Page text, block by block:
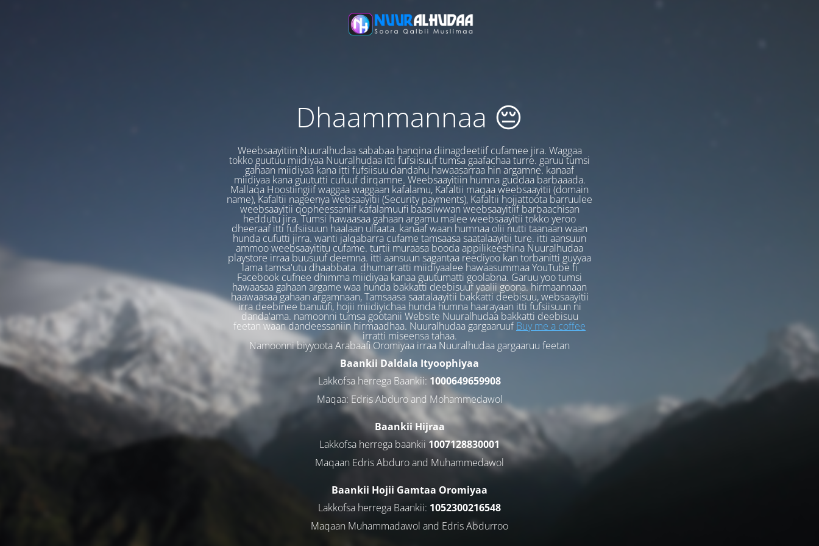
Dhaammannaa 😔
Weebsaayitiin Nuuralhudaa sababaa hanqina diinagdeetiif cufamee jira. Waggaa
tokko guutuu miidiyaa Nuuralhudaa itti fufsiisuuf tumsa gaafachaa turre. garuu tumsi
gahaan miidiyaa kana itti fufsiisuu dandahu hawaasarraa hin argamne. kanaaf
miidiyaa kana guututti cufuuf dirqamne. Weebsaayitiin humna guddaa barbaaada.
Mallaqa Hoostiingiif waggaa waggaan kafalamu, Kafaltii maqaa weebsaayitii (domain
name), Kafaltii nageenya websaayitii (Security payments), Kafaltii hojjattoota barruulee
weebsaayitii qopheessaniif kafalamuufi baasiiwwan weebsaayitiif barbaachisan
heddutu jira. Tumsi hawaasaa gahaan argamu malee weebsaayitii tokko yeroo
dheeraaf itti fufsiisuun haalaan ulfaata. kanaaf waan humnaa olii nutti taanaan waan
hunda cufutti jirra. wanti jalqabarra cufame tamsaasa saatalaayitii ture. itti aansuun
ammoo weebsaayititu cufame. turtii muraasa booda appilikeeshina Nuuralhudaa
playstore irraa buusuuf deemna. itti aansuun sagantaa reediyoo kan torbanitti guyyaa
lama tamsa'utu dhaabbata. dhumarratti miidiyaalee hawaasummaa YouTube fi
Facebook cufnee dhimma miidiyaa kanaa guutumatti goolabna. Garuu yoo tumsi
hawaasaa gahaan argame waa hunda bakkatti deebisuuf yaalii goona. hirmaannaan
haawaasaa gahaan argamnaan, Tamsaasa saatalaayitii bakkatti deebisuu, websaayitii
irra deebinee banuufi, hojii miidiyichaa hunda humna haarayaan itti fufsiisuun ni
danda'ama. namoonni tumsa gootanii Website Nuuralhudaa bakkatti deebisuu
feetan waan dandeessaniin hirmaadhaa. Nuuralhudaa gargaaruufBuy me a coffee
irratti miseensa tahaa.
Namoonni biyyoota Arabaafi Oromiyaa irraa Nuuralhudaa gargaaruu feetan
Baankii Daldala Ityoophiyaa
Lakkofsa herrega Baankii: 1000649659908
Maqaa: Edris Abduro and Mohammedawol
Baankii Hijraa
Lakkofsa herrega baankii 1007128830001
Maqaan Edris Abduro and Muhammedawol
Baankii Hojii Gamtaa Oromiyaa
Lakkofsa herrega Baankii: 1052300216548
Maqaan Muhammadawol and Edris Abdurroo